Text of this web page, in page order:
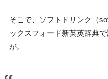
そこで、ソフトドリンク（
ックスフォード新英英辞典
が。